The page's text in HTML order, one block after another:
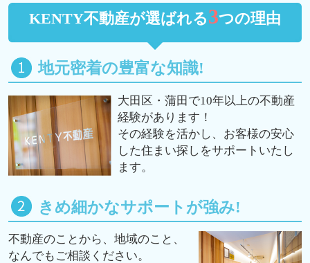
KENTY不動産が選ばれる3つの理由
地元密着の豊富な知識!
大田区・蒲田で10年以上の不動産
経験があります！
その経験を活かし、お客様の安心
した住まい探しをサポートいたし
ます。
きめ細かなサポートが強み!
不動産のことから、地域のこと、
なんでもご相談ください。